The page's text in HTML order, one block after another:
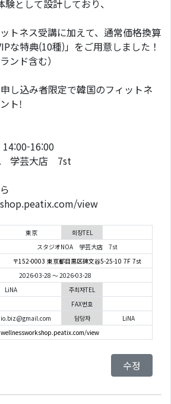
として設計しており、
トネス受講に加えて、通常価格換算
な特典(10種)」をご用意しました！
ンド含む）
し込み者限定で韓国のフィットネ
ト!
16:00
学芸大店 7st
view
東京
회장TEL
スタジオNOA 学芸大店 7st
〒152-0003 東京都目黒区碑文谷5-25-10 7F 7st
2026-03-28 ～ 2026-03-28
LiNA
주최자TEL
FAX번호
담당자
LiNA
view
수정